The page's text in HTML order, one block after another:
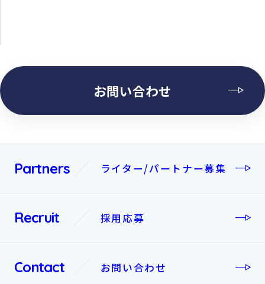
お問い合わせ
Partners ライター/パートナー募集
Recruit 採⽤応募
Contact お問い合わせ